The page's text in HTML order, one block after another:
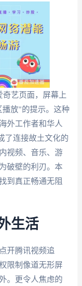
艺页面，屏幕上
放"的提示。这种
外工作者和华人
了连接故土文化的
视频、音乐、游
破壁的利刃。本
到真正畅通无阻
生活
开腾讯视频追
限制像道无形屏
。更令人焦虑的